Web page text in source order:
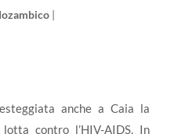
|
anche a Caia la
contro l’HIV-AIDS. In